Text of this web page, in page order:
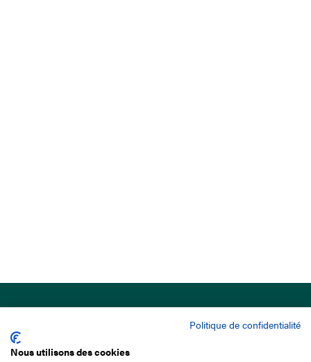
Politique de confidentialité
Nous utilisons des cookies